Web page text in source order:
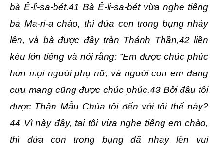
bà Ê-li-sa-bét.41 Bà Ê-li-sa-bét vừa nghe tiếng
bà Ma-ri-a chào, thì đứa con trong bụng nhảy
lên, và bà được đầy tràn Thánh Thần,42 liền
kêu lớn tiếng và nói rằng: “Em được chúc phúc
hơn mọi người phụ nữ, và người con em đang
cưu mang cũng được chúc phúc.43 Bởi đâu tôi
được Thân Mẫu Chúa tôi đến với tôi thế này?
44 Vì này đây, tai tôi vừa nghe tiếng em chào,
thì đứa con trong bụng đã nhảy lên vui